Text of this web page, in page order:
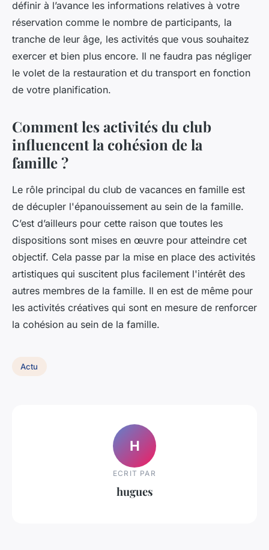
définir à l’avance les informations relatives à votre
réservation comme le nombre de participants, la
tranche de leur âge, les activités que vous souhaitez
exercer et bien plus encore. Il ne faudra pas négliger
le volet de la restauration et du transport en fonction
de votre planification.
Comment les activités du club
influencent la cohésion de la
famille ?
Le rôle principal du club de vacances en famille est
de décupler l'épanouissement au sein de la famille.
C’est d’ailleurs pour cette raison que toutes les
dispositions sont mises en œuvre pour atteindre cet
objectif. Cela passe par la mise en place des activités
artistiques qui suscitent plus facilement l'intérêt des
autres membres de la famille. Il en est de même pour
les activités créatives qui sont en mesure de renforcer
la cohésion au sein de la famille.
Actu
H
ECRIT PAR
hugues